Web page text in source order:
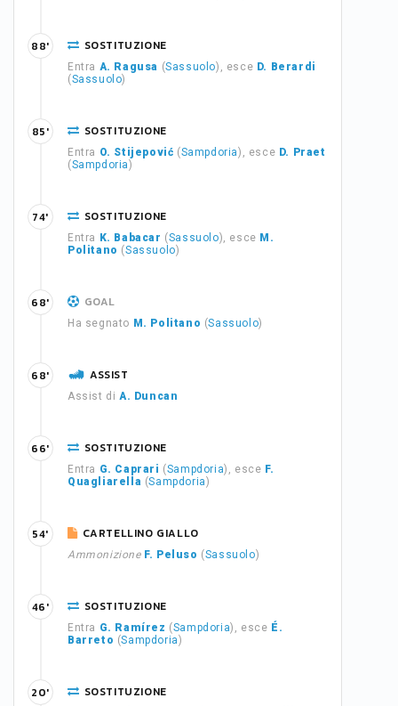
SOSTITUZIONE
Entra A. Ragusa (Sassuolo), esce D. Berardi
(Sassuolo)
88'
SOSTITUZIONE
Entra O. Stijepović (Sampdoria), esce D. Praet
(Sampdoria)
85'
SOSTITUZIONE
Entra K. Babacar (Sassuolo), esce M.
Politano (Sassuolo)
74'
GOAL
Ha segnato M. Politano (Sassuolo)
68'
ASSIST
Assist di A. Duncan
68'
SOSTITUZIONE
Entra G. Caprari (Sampdoria), esce F.
Quagliarella (Sampdoria)
66'
CARTELLINO GIALLO
Ammonizione F. Peluso (Sassuolo)
54'
SOSTITUZIONE
Entra G. Ramírez (Sampdoria), esce É.
Barreto (Sampdoria)
46'
SOSTITUZIONE
20'